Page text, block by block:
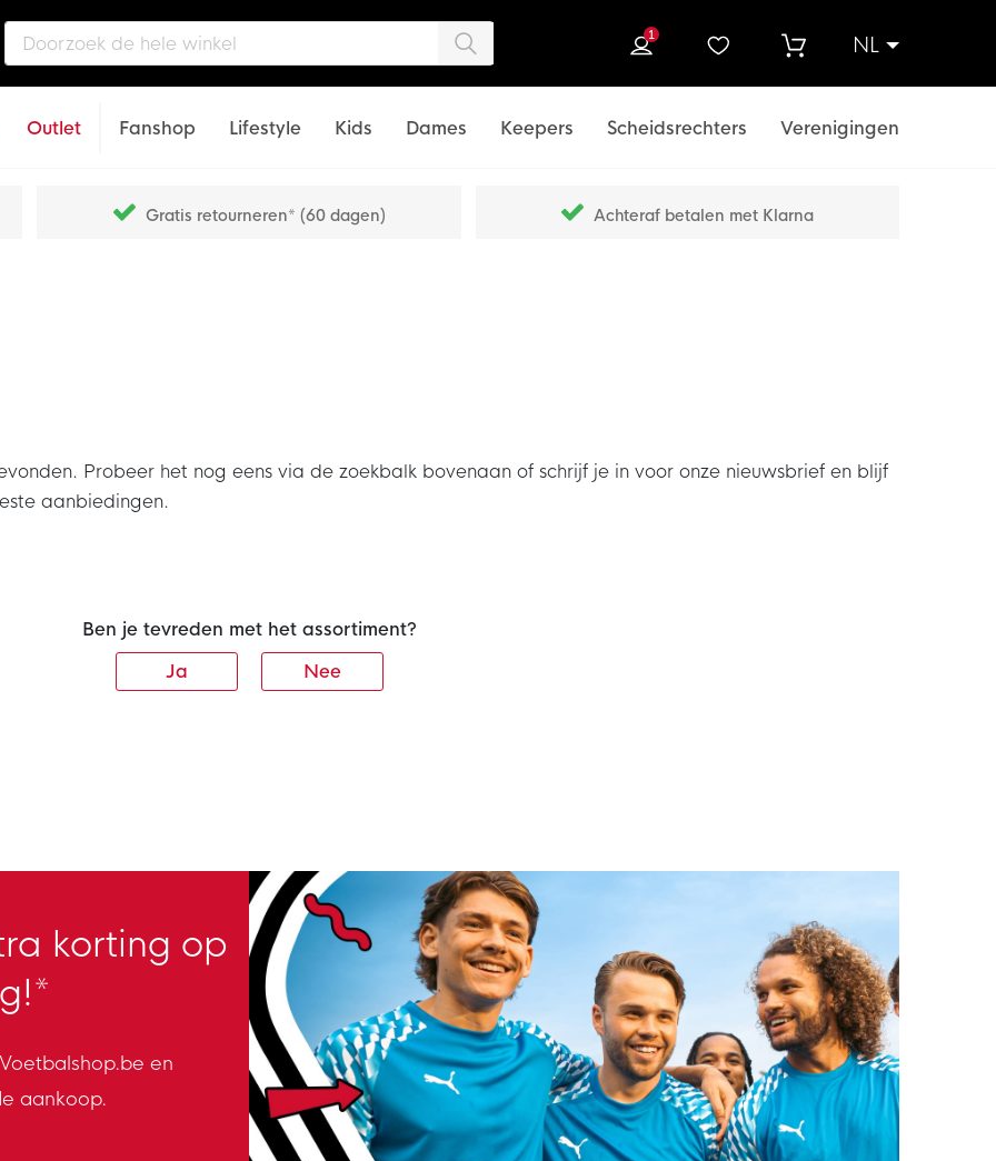
NL
1
Outlet Fanshop Lifestyle Kids Dames Keepers Scheidsrechters Verenigingen
Gratis retourneren* (60 dagen) Achteraf betalen met Klarna
Probeer het nog eens via de zoekbalk bovenaan of schrijf je in voor onze nieuwsbrief en blijf
aanbiedingen.
Ben je tevreden met het assortiment?
Ja
Nee
korting op
en
aankoop.